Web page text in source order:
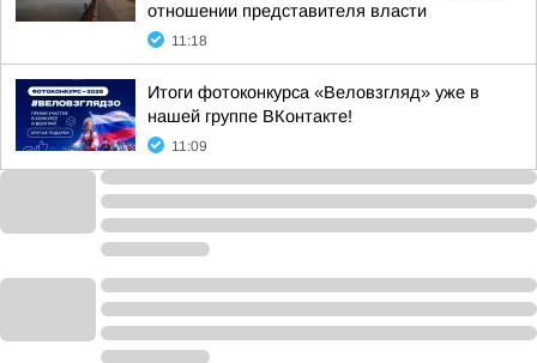
отношении представителя власти
11:18
Итоги фотоконкурса «Веловзгляд» уже в
нашей группе ВКонтакте!
11:09